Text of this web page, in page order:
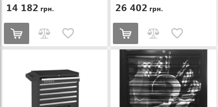
14 182 грн. 26 402 грн.